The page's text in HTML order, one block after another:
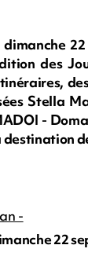
des
Stella
-
-
22